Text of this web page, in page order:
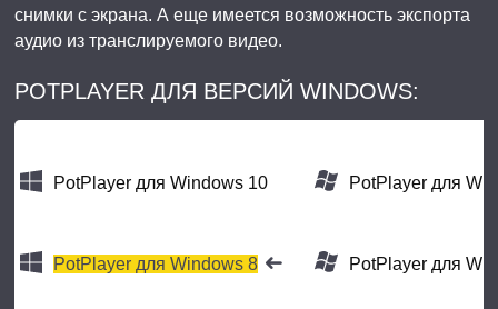
снимки с экрана. А еще имеется возможность экспорта
аудио из транслируемого видео.
POTPLAYER ДЛЯ ВЕРСИЙ WINDOWS:
PotPlayer для Windows 10
PotPlayer для Windows 8
PotPlayer для
PotPlayer для